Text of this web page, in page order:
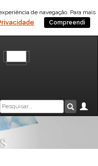
de navegação. Para mais
Compreendi
Caixa
de
pesquisa